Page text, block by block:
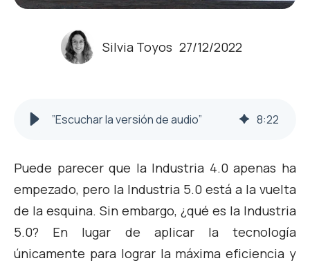
Silvia Toyos 27/12/2022
”Escuchar la versión de audio” 8:22
Puede parecer que la Industria 4.0 apenas ha
empezado, pero la Industria 5.0 está a la vuelta
de la esquina. Sin embargo, ¿qué es la Industria
5.0? En lugar de aplicar la tecnología
únicamente para lograr la máxima eficiencia y